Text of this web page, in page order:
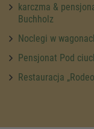
karczma &
Buchholz
Noclegi w
Pensjonat Pod
Restauracja